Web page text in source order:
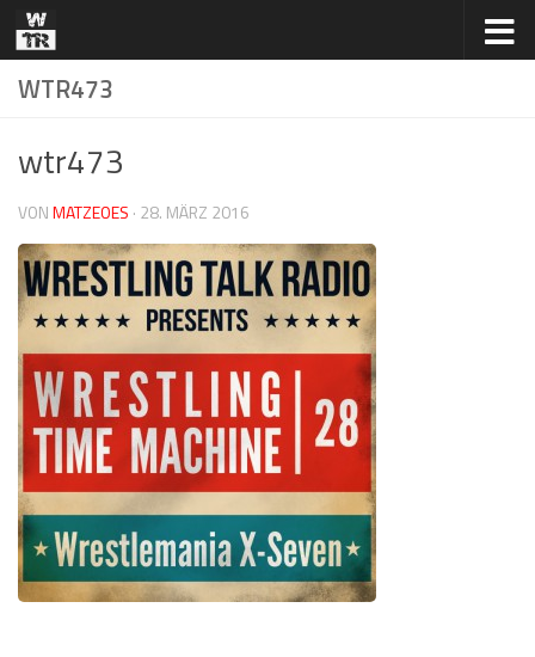
Zum Inhalt springen
WTR473
wtr473
VONMATZEOES · 28. MÄRZ 2016